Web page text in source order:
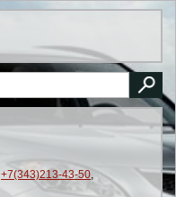
+7(343)213-43-50,